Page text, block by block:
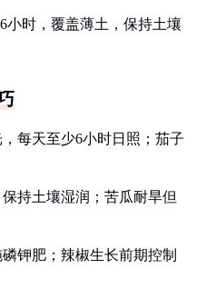
小时，覆盖薄土，保持土壤
，每天至少6小时日照；茄子
保持土壤湿润；苦瓜耐旱但
钾肥；辣椒生长前期控制